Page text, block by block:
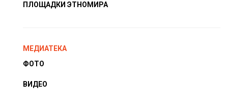
ПЛОЩАДКИ ЭТНОМИРА
МЕДИАТЕКА
ФОТО
ВИДЕО